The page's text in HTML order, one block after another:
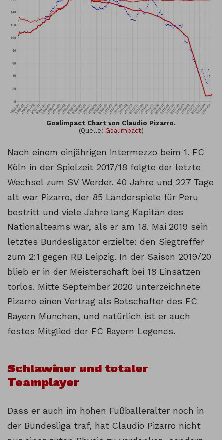
Goalimpact Chart von Claudio Pizarro.
(Quelle: Goalimpact)
Nach einem einjährigen Intermezzo beim 1. FC
Köln in der Spielzeit 2017/18 folgte der letzte
Wechsel zum SV Werder. 40 Jahre und 227 Tage
alt war Pizarro, der 85 Länderspiele für Peru
bestritt und viele Jahre lang Kapitän des
Nationalteams war, als er am 18. Mai 2019 sein
letztes Bundesligator erzielte: den Siegtreffer
zum 2:1 gegen RB Leipzig. In der Saison 2019/20
blieb er in der Meisterschaft bei 18 Einsätzen
torlos. Mitte September 2020 unterzeichnete
Pizarro einen Vertrag als Botschafter des FC
Bayern München, und natürlich ist er auch
festes Mitglied der FC Bayern Legends.
Schlawiner und totaler
Teamplayer
Dass er auch im hohen Fußballeralter noch in
der Bundesliga traf, hat Claudio Pizarro nicht